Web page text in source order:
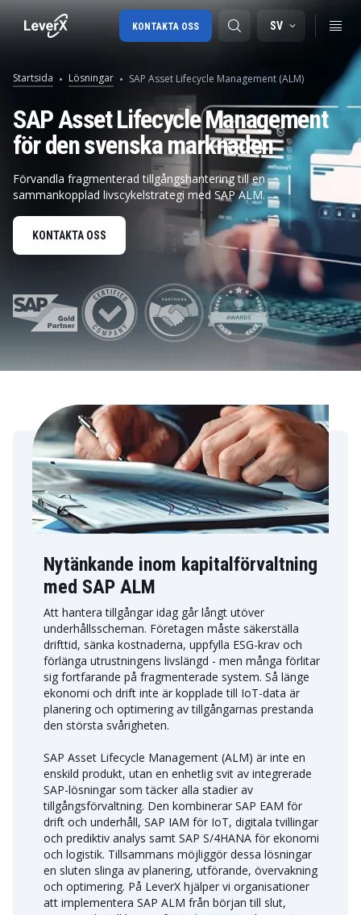
SAP-konsulttjänster
SAP Ariba
SV
KONTAKTA OSS
Startsida Lösningar SAP Asset Lifecycle Management (ALM)
SAP Asset Lifecycle Management
för den svenska marknaden
Förvandla fragmenterad tillgångshantering till en
sammankopplad livscykelstrategi med SAP ALM.
KONTAKTA OSS
Nytänkande inom kapitalförvaltning
med SAP ALM
Att hantera tillgångar idag går långt utöver
underhållsscheman. Företagen måste säkerställa
drifttid, sänka kostnaderna, uppfylla ESG-krav och
förlänga utrustningens livslängd - men många förlitar
sig fortfarande på fragmenterade system. Så länge
ekonomi och drift inte är kopplade till IoT-data är
planering och optimering av tillgångarnas prestanda
den största svårigheten.
SAP Asset Lifecycle Management (ALM) är inte en
enskild produkt, utan en enhetlig svit av integrerade
SAP-lösningar som täcker alla stadier av
tillgångsförvaltning. Den kombinerar SAP EAM för
drift och underhåll, SAP IAM för IoT, digitala tvillingar
och prediktiv analys samt SAP S/4HANA för ekonomi
och logistik. Tillsammans möjliggör dessa lösningar
en sluten slinga av planering, utförande, övervakning
och optimering. På LeverX hjälper vi organisationer
att implementera SAP ALM från början till slut,